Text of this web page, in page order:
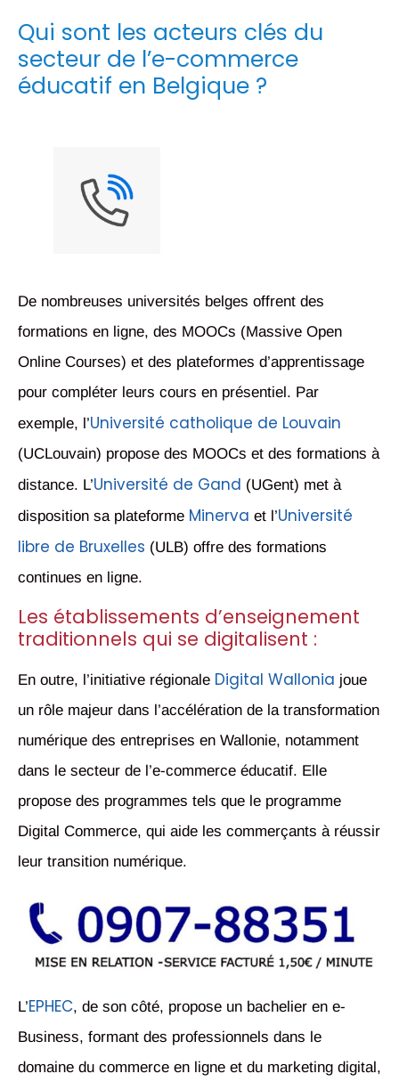
Qui sont les acteurs clés du
secteur de l’e-commerce
éducatif en Belgique ?
De nombreuses universités belges offrent des
formations en ligne, des MOOCs (Massive Open
Online Courses) et des plateformes d’apprentissage
pour compléter leurs cours en présentiel. Par
exemple, l’Université catholique de Louvain
(UCLouvain) propose des MOOCs et des formations à
distance. L’Université de Gand (UGent) met à
disposition sa plateforme Minerva et l’Université
libre de Bruxelles (ULB) offre des formations
continues en ligne.
Les établissements d’enseignement
traditionnels qui se digitalisent :
En outre, l’initiative régionale Digital Wallonia joue
un rôle majeur dans l’accélération de la transformation
numérique des entreprises en Wallonie, notamment
dans le secteur de l’e-commerce éducatif. Elle
propose des programmes tels que le programme
Digital Commerce, qui aide les commerçants à réussir
leur transition numérique.
L’EPHEC, de son côté, propose un bachelier en e-
Business, formant des professionnels dans le
domaine du commerce en ligne et du marketing digital,